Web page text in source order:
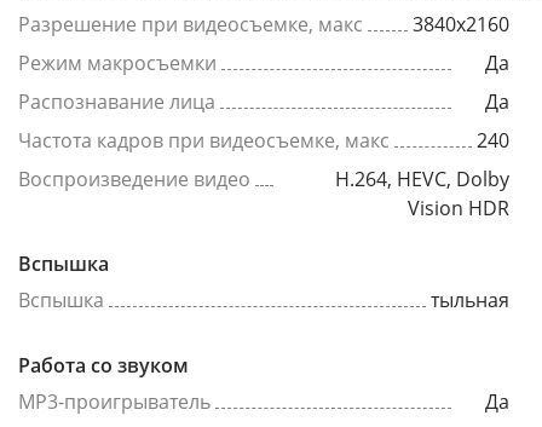
Разрешение при видеосъемке, макс
3840x2160
Режим макросъемки
Да
Распознавание лица
Да
Частота кадров при видеосъемке, макс
240
Воспроизведение видео
H.264, HEVC, Dolby
Vision HDR
Вспышка
Вспышка
тыльная
Работа со звуком
MP3-проигрыватель
Да